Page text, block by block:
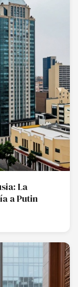
La
a Putin